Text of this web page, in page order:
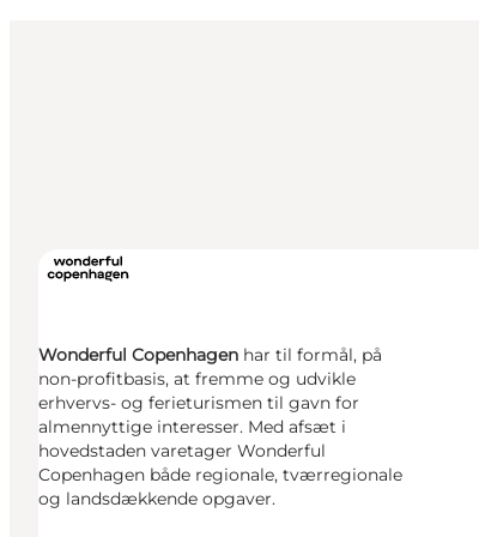
Wonderful Copenhagen har til formål, på
non-profitbasis, at fremme og udvikle
erhvervs- og ferieturismen til gavn for
almennyttige interesser. Med afsæt i
hovedstaden varetager Wonderful
Copenhagen både regionale, tværregionale
og landsdækkende opgaver.